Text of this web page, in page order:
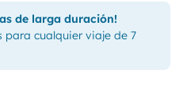
de larga duración!
para cualquier viaje de 7